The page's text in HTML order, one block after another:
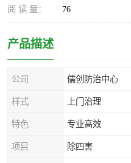
阅 读 量： 76
产品描述
公司 儒创防治中心
样式 上门治理
特色 专业高效
项目 除四害